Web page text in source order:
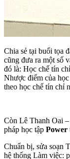
Chia sẻ tại buổi tọa
cũng đưa ra một số
đó là: Học chế tín
Nhược điểm của
theo học chế tín chỉ
Còn Lê Thanh Oai
pháp học tập Power
Chuẩn bị, sửa soạn
hệ thống Làm việc: